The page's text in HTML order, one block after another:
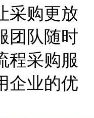
采购更放
团队随时
程采购服
企业的优